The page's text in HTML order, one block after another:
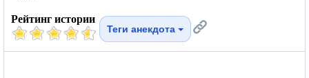
Рейтинг истории
Теги анекдота